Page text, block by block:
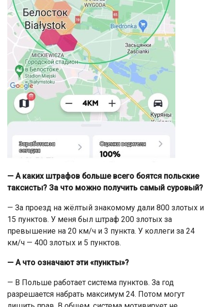
— А каких штрафов больше всего боятся польские
таксисты? За что можно получить самый суровый?
— За проезд на жёлтый знакомому дали 800 злотых и
15 пунктов. У меня был штраф 200 злотых за
превышение на 20 км/ч и 3 пункта. У коллеги за 24
км/ч — 400 злотых и 5 пунктов.
— А что означают эти «пункты»?
— В Польше работает система пунктов. За год
разрешается набрать максимум 24. Потом могут